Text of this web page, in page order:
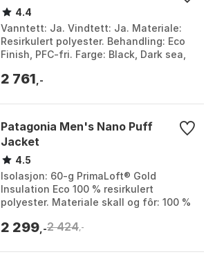
4.4
Vanntett: Ja. Vindtett: Ja. Materiale:
Resirkulert polyester. Behandling: Eco
Finish, PFC-fri. Farge: Black, Dark sea,
44,...
2 761 ,-
Patagonia Men's Nano Puff
Jacket
4.5
Isolasjon: 60-g PrimaLoft® Gold
Insulation Eco 100 % resirkulert
polyester. Materiale skall og fôr: 100 %
uten PFAS. Passfo...
2 299 ,-2 424,-